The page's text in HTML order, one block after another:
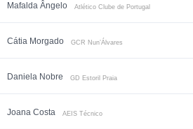
Mafalda Ângelo Atlético Clube de Portugal
Cátia Morgado GCR Nun’Álvares
Daniela Nobre GD Estoril Praia
Joana Costa AEIS Técnico